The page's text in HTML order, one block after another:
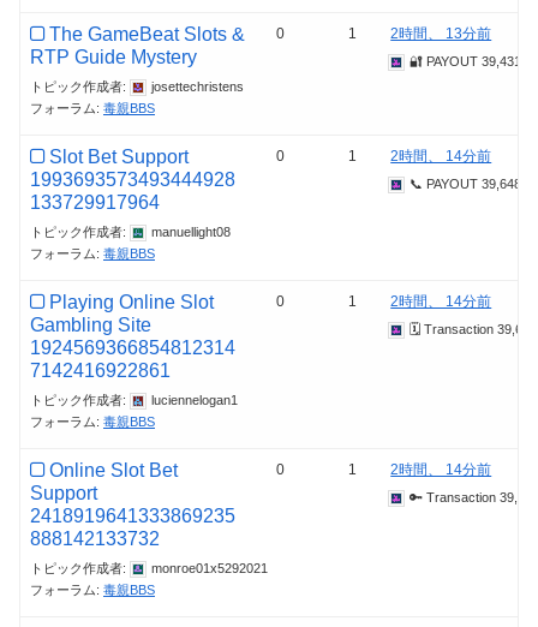
The GameBeat Slots &
RTP Guide Mystery
トピック作成者:
josettechristens
フォーラム: 毒親BBS
0 1 2時間、 13分前
🔐 PAYOUT
Slot Bet Support
1993693573493444928
133729917964
トピック作成者:
manuellight08
フォーラム: 毒親BBS
0 1 2時間、 14分前
📞 PAYOUT
Playing Online Slot
Gambling Site
1924569366854812314
7142416922861
トピック作成者:
luciennelogan1
フォーラム: 毒親BBS
0 1 2時間、 14分前
🗓 Transaction
Online Slot Bet
Support
2418919641333869235
888142133732
トピック作成者:
monroe01x5292021
フォーラム: 毒親BBS
0 1 2時間、 14分前
🔑 Transaction